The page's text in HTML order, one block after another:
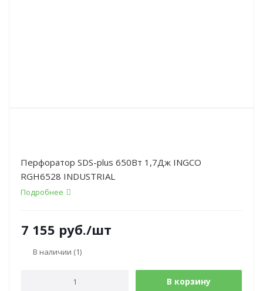
Перфоратор SDS-plus 650Вт 1,7Дж INGCO
RGH6528 INDUSTRIAL
Подробнее
7 155 руб./шт
В наличии (1)
В корзину